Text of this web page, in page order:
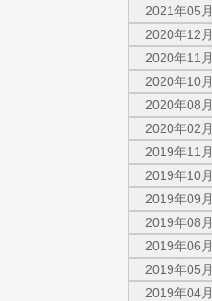
2021年05月
2020年12月
2020年11月
2020年10月
2020年08月
2020年02月
2019年11月
2019年10月
2019年09月
2019年08月
2019年06月
2019年05月
2019年04月